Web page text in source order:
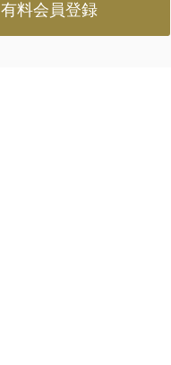
有料会員登録